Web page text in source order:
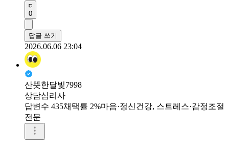
0
답글 쓰기
2026.06.06 23:04
산뜻한달빛7998
상담심리사
답변수 435채택률 2%마음·정신건강, 스트레스·감정조절
전문